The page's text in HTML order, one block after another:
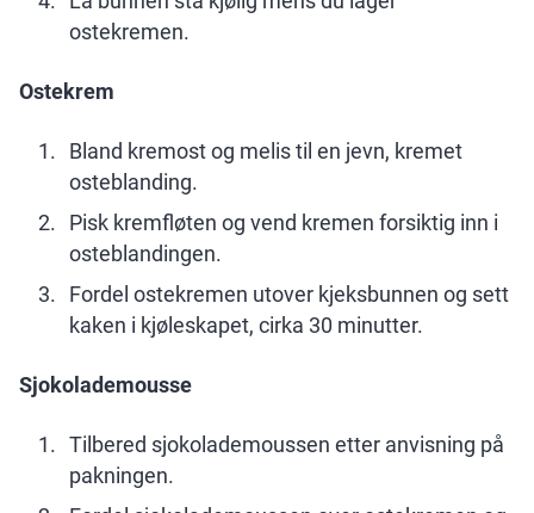
ostekremen.
Ostekrem
Bland kremost og melis til en jevn, kremet
osteblanding.
Pisk kremfløten og vend kremen forsiktig inn i
osteblandingen.
Fordel ostekremen utover kjeksbunnen og sett
kaken i kjøleskapet, cirka 30 minutter.
Sjokolademousse
Tilbered sjokolademoussen etter anvisning på
pakningen.